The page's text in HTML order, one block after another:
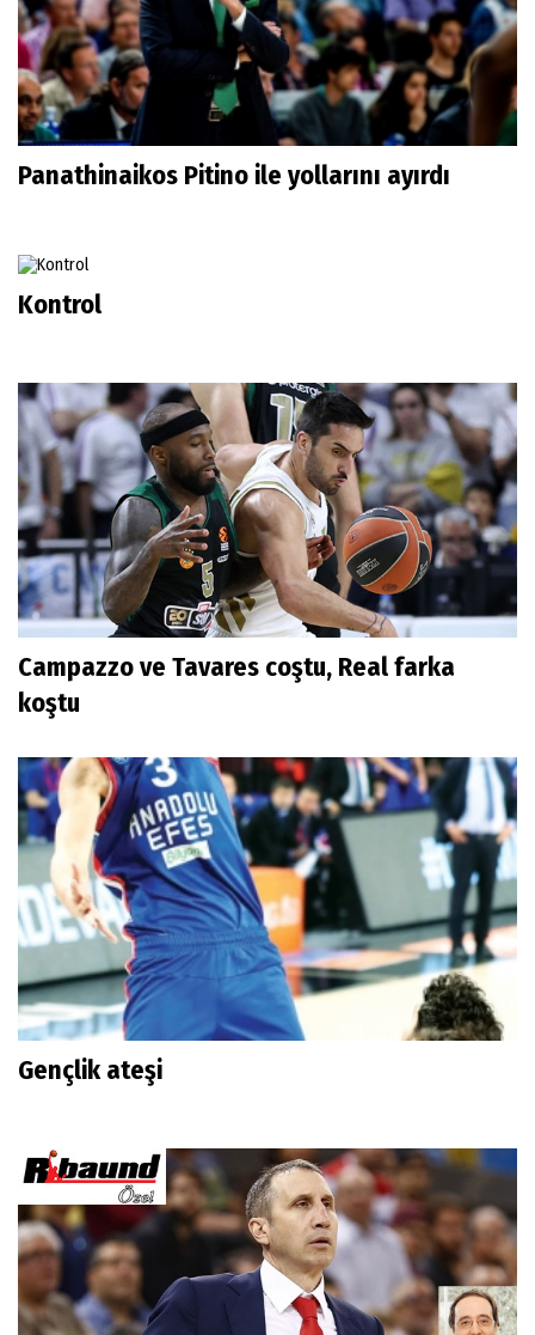
Panathinaikos Pitino ile yollarını ayırdı
Kontrol
Campazzo ve Tavares coştu, Real farka
koştu
Gençlik ateşi